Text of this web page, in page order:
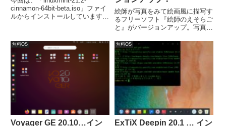
cinnamon-64bit-beta.iso」ファイ
ルからインストールしています。
には日本語入力も可能になってい
ます。
絵師が写真をみて絵画風に描写す
るフリーソフト『絵師のえそらご
と』がバージョンアップ。写真な
くソフトで、絵師の描写が成長
（変化）します。また、絵を描い
ていく状況を見ているのが楽し
く、ついボーっと見てしまいま
す。
無料OS
Voyager GE 20.10…イン
無料OS
ExTiX Deepin 20.1 … イン